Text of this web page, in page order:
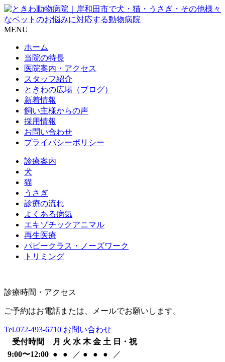
MENU
ホーム
当院の特長
医院案内・アクセス
スタッフ紹介
ときわの広場（ブログ）
新着情報
飼い主様からの声
採用情報
お問い合わせ
プライバシーポリシー
診療案内
犬
猫
うさぎ
診療の流れ
よくある病気
エキゾチックアニマル
再生医療
パピークラス・ノーズワーク
トリミング
診療時間・アクセス
ご予約はお電話または、メールでお願いします。
Tel.072-493-6710 お問い合わせ
受付時間
月 火 水 木 金 土 日・祝
9:00〜12:00 ● ● ／ ● ● ●
／